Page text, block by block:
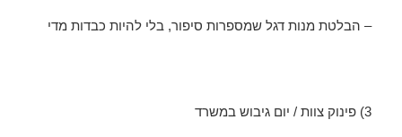
– הבלטת מנות דגל שמספרות סיפור, בלי להיות כבדות מדי
3) פינוק צוות / יום גיבוש במשרד